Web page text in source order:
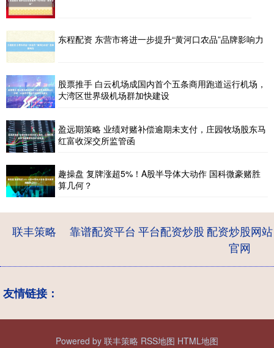
东程配资 东营市将进一步提升“黄河口农品”品牌影响力
股票推手 白云机场成国内首个五条商用跑道运行机场，
大湾区世界级机场群加快建设
盈远期策略 业绩对赌补偿逾期未支付，庄园牧场股东马
红富收深交所监管函
趣操盘 复牌涨超5%！A股半导体大动作 国科微豪赌胜
算几何？
联丰策略 靠谱配资平台 平台配资炒股配资炒股网站
官网
友情链接：
Powered by 联丰策略 RSS地图 HTML地图